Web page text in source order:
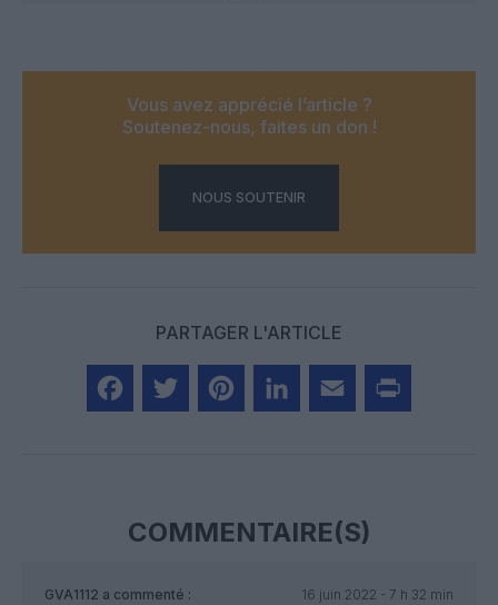
Vous avez apprécié l’article ?
Soutenez-nous, faites un don !
NOUS SOUTENIR
PARTAGER L'ARTICLE
COMMENTAIRE(S)
GVA1112 a commenté :
16 juin 2022 - 7 h 32 min